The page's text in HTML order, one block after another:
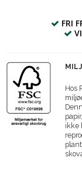
FRI
Hos
ikke